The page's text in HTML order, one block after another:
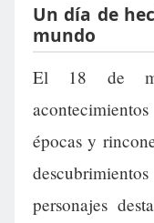
Un día de
mundo
El 18 de
épocas y
personajes